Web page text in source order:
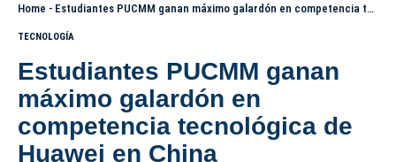
Home - Estudiantes PUCMM ganan máximo galardón en competencia tecnológica de Huawei en China
TECNOLOGÍA
Estudiantes PUCMM ganan
máximo galardón en
competencia tecnológica de
Huawei en China